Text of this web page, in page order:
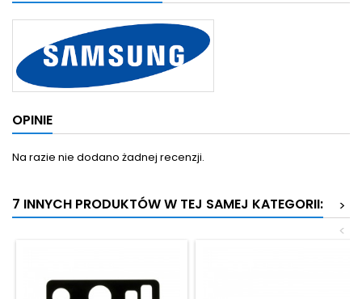
OPINIE
Na razie nie dodano żadnej recenzji.
7 INNYCH PRODUKTÓW W TEJ SAMEJ KATEGORII:
>
<